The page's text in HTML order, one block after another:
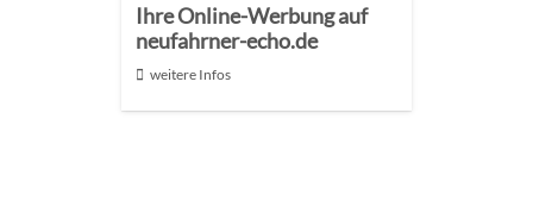
Ihre Online-Werbung auf
neufahrner-echo.de
weitere Infos